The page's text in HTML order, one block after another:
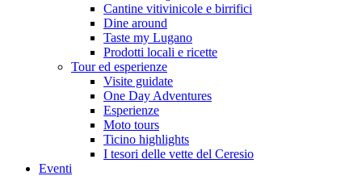
Cantine vitivinicole e birrifici
Dine around
Taste my Lugano
Prodotti locali e ricette
Tour ed esperienze
Visite guidate
One Day Adventures
Esperienze
Moto tours
Ticino highlights
I tesori delle vette del Ceresio
Eventi